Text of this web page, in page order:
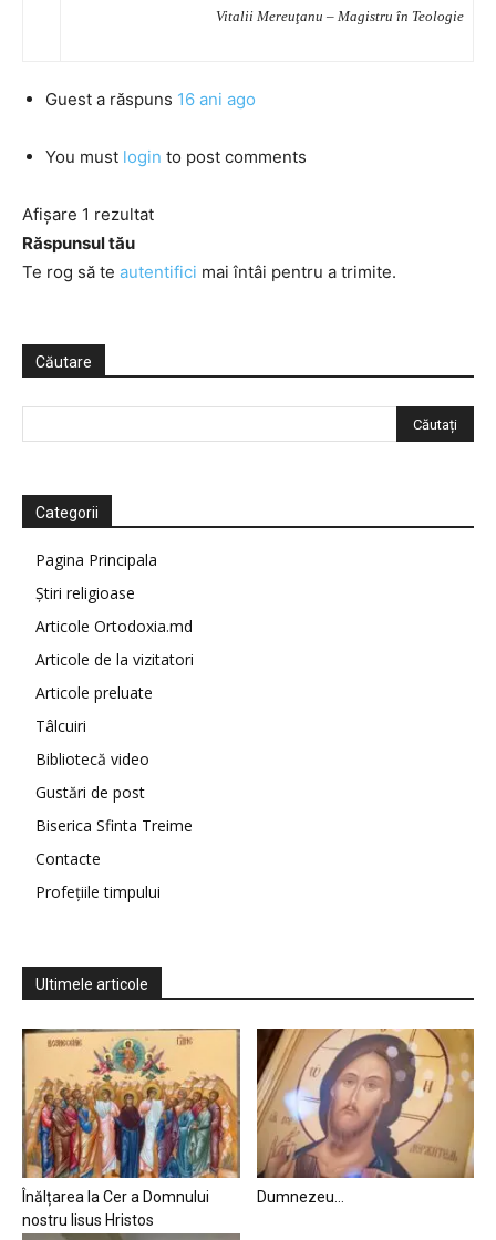
Vitalii Mereuţanu – Magistru în Teologie
Guest a răspuns 16 ani ago
You must login to post comments
Afișare 1 rezultat
Răspunsul tău
Te rog să te autentifici mai întâi pentru a trimite.
Căutare
Categorii
Pagina Principala
Știri religioase
Articole Ortodoxia.md
Articole de la vizitatori
Articole preluate
Tâlcuiri
Bibliotecă video
Gustări de post
Biserica Sfinta Treime
Contacte
Profețiile timpului
Ultimele articole
Înălțarea la Cer a Domnului
nostru Iisus Hristos
Dumnezeu…